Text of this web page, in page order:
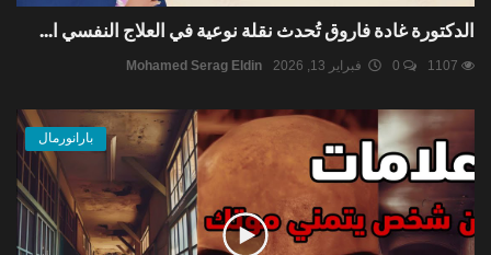
الدكتورة غادة فاروق تُحدث نقلة نوعية في العلاج النفسي ا...
Mohamed Serag Eldin فبراير 13, 2026
بارانورمال